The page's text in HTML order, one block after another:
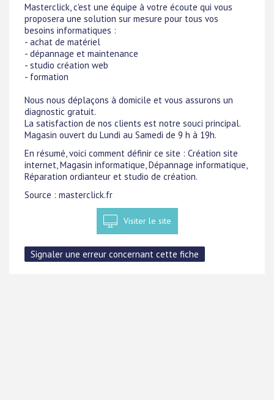
Masterclick, c'est une équipe à votre écoute qui vous
proposera une solution sur mesure pour tous vos
besoins informatiques :
- achat de matériel
- dépannage et maintenance
- studio création web
- formation
Nous nous déplaçons à domicile et vous assurons un
diagnostic gratuit.
La satisfaction de nos clients est notre souci principal.
Magasin ouvert du Lundi au Samedi de 9 h à 19h.
En résumé, voici comment définir ce site : Création site
internet, Magasin informatique, Dépannage informatique,
Réparation ordianteur et studio de création.
Source : masterclick.fr
Visiter le site